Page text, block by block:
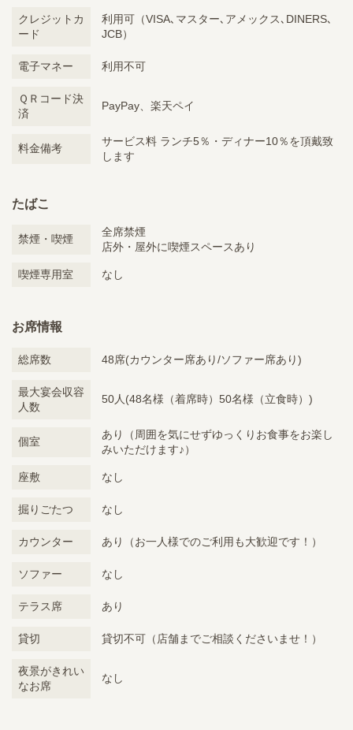
クレジットカ
ード
利用可（VISA､マスター､アメックス､DINERS､
JCB）
電子マネー 利用不可
ＱＲコード決
済
PayPay、楽天ペイ
料金備考
サービス料 ランチ5％・ディナー10％を頂戴致
します
たばこ
禁煙・喫煙
全席禁煙
店外・屋外に喫煙スペースあり
喫煙専用室 なし
お席情報
総席数 48席(カウンター席あり/ソファー席あり)
最大宴会収容
人数
50人(48名様（着席時）50名様（立食時）)
個室
あり（周囲を気にせずゆっくりお食事をお楽し
みいただけます♪）
座敷 なし
掘りごたつ なし
カウンター あり（お一人様でのご利用も大歓迎です！）
ソファー なし
テラス席 あり
貸切 貸切不可（店舗までご相談くださいませ！）
夜景がきれい
なお席
なし